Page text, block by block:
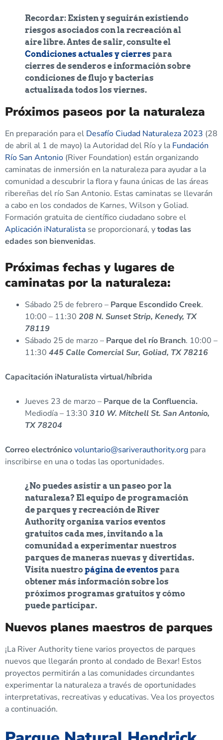
Recordar: Existen y seguirán existiendo
riesgos asociados con la recreación al
aire libre. Antes de salir, consulte el
Condiciones actuales y cierres para
cierres de senderos e información sobre
condiciones de flujo y bacterias
actualizada todos los viernes.
Próximos paseos por la naturaleza
En preparación para el Desafío Ciudad Naturaleza 2023 (28
de abril al 1 de mayo) la Autoridad del Río y la Fundación
Río San Antonio (River Foundation) están organizando
caminatas de inmersión en la naturaleza para ayudar a la
comunidad a descubrir la flora y fauna únicas de las áreas
ribereñas del río San Antonio. Estas caminatas se llevarán
a cabo en los condados de Karnes, Wilson y Goliad.
Formación gratuita de científico ciudadano sobre el
Aplicación iNaturalista se proporcionará, ytodas las
edades son bienvenidas.
Próximas fechas y lugares de
caminatas por la naturaleza:
Sábado 25 de febrero – Parque Escondido Creek.
10:00 – 11:30 208 N. Sunset Strip, Kenedy, TX
78119
Sábado 25 de marzo – Parque del río Branch. 10:00 –
11:30 445 Calle Comercial Sur, Goliad, TX 78216
Capacitación iNaturalista virtual/híbrida
Jueves 23 de marzo – Parque de la Confluencia.
Mediodía – 13:30 310 W. Mitchell St. San Antonio,
TX 78204
Correo electrónicovoluntario@sariverauthority.org para
inscribirse en una o todas las oportunidades.
¿No puedes asistir a un paseo por la
naturaleza? El equipo de programación
de parques y recreación de River
Authority organiza varios eventos
gratuitos cada mes, invitando a la
comunidad a experimentar nuestros
parques de maneras nuevas y divertidas.
Visita nuestro página de eventos para
obtener más información sobre los
próximos programas gratuitos y cómo
puede participar.
Nuevos planes maestros de parques
¡La River Authority tiene varios proyectos de parques
nuevos que llegarán pronto al condado de Bexar! Estos
proyectos permitirán a las comunidades circundantes
experimentar la naturaleza a través de oportunidades
interpretativas, recreativas y educativas. Vea los proyectos
a continuación.